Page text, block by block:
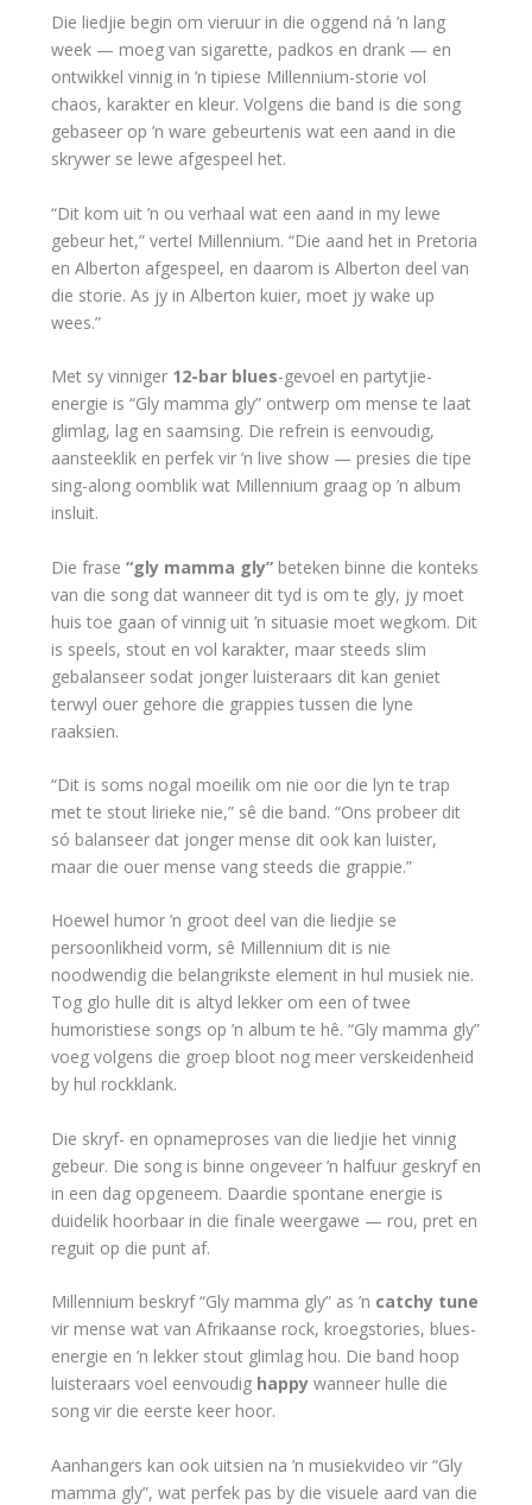
Die liedjie begin om vieruur in die oggend ná ’n lang
week — moeg van sigarette, padkos en drank — en
ontwikkel vinnig in ’n tipiese Millennium-storie vol
chaos, karakter en kleur. Volgens die band is die song
gebaseer op ’n ware gebeurtenis wat een aand in die
skrywer se lewe afgespeel het.
“Dit kom uit ’n ou verhaal wat een aand in my lewe
gebeur het,” vertel Millennium. “Die aand het in Pretoria
en Alberton afgespeel, en daarom is Alberton deel van
die storie. As jy in Alberton kuier, moet jy wake up
wees.”
Met sy vinniger 12-bar blues-gevoel en partytjie-
energie is “Gly mamma gly” ontwerp om mense te laat
glimlag, lag en saamsing. Die refrein is eenvoudig,
aansteeklik en perfek vir ’n live show — presies die tipe
sing-along oomblik wat Millennium graag op ’n album
insluit.
Die frase “gly mamma gly”beteken binne die konteks
van die song dat wanneer dit tyd is om te gly, jy moet
huis toe gaan of vinnig uit ’n situasie moet wegkom. Dit
is speels, stout en vol karakter, maar steeds slim
gebalanseer sodat jonger luisteraars dit kan geniet
terwyl ouer gehore die grappies tussen die lyne
raaksien.
“Dit is soms nogal moeilik om nie oor die lyn te trap
met te stout lirieke nie,” sê die band. “Ons probeer dit
só balanseer dat jonger mense dit ook kan luister,
maar die ouer mense vang steeds die grappie.”
Hoewel humor ’n groot deel van die liedjie se
persoonlikheid vorm, sê Millennium dit is nie
noodwendig die belangrikste element in hul musiek nie.
Tog glo hulle dit is altyd lekker om een of twee
humoristiese songs op ’n album te hê. “Gly mamma gly”
voeg volgens die groep bloot nog meer verskeidenheid
by hul rockklank.
Die skryf- en opnameproses van die liedjie het vinnig
gebeur. Die song is binne ongeveer ’n halfuur geskryf en
in een dag opgeneem. Daardie spontane energie is
duidelik hoorbaar in die finale weergawe — rou, pret en
reguit op die punt af.
Millennium beskryf “Gly mamma gly” as ’n catchy tune
vir mense wat van Afrikaanse rock, kroegstories, blues-
energie en ’n lekker stout glimlag hou. Die band hoop
luisteraars voel eenvoudig happywanneer hulle die
song vir die eerste keer hoor.
Aanhangers kan ook uitsien na ’n musiekvideo vir “Gly
mamma gly”, wat perfek pas by die visuele aard van die